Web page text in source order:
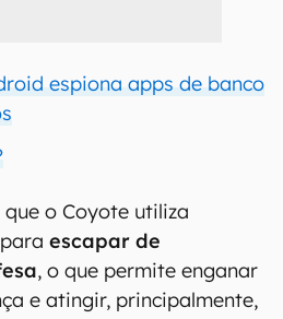
espiona apps de banco
o Coyote utiliza
escapar de
, o que permite enganar
e atingir, principalmente,